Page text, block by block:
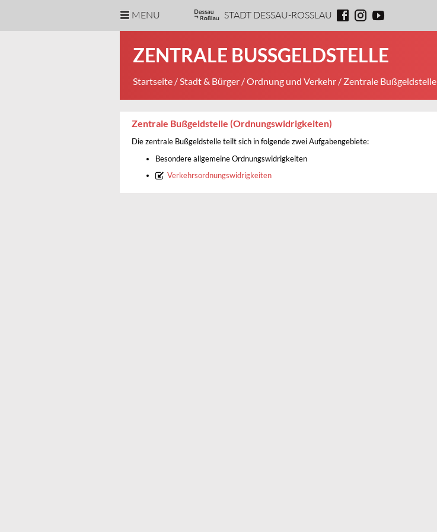
MENU STADT DESSAU-ROSSLAU
ZENTRALE BUSSGELDSTELLE
Startseite /Stadt & Bürger /Ordnung und Verkehr / Zentrale Bußgeldstelle
Zentrale Bußgeldstelle (Ordnungswidrigkeiten)
Die zentrale Bußgeldstelle teilt sich in folgende zwei Aufgabengebiete:
Besondere allgemeine Ordnungswidrigkeiten
Verkehrsordnungswidrigkeiten